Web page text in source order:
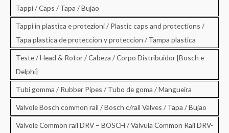
Tappi / Caps / Tapa / Bujao
Tappi in plastica e protezioni / Plastic caps and protections /
Tapa plastica de proteccion y proteccion / Tampa plastica
Teste / Head & Rotor / Cabeza / Corpo Distribuidor [Bosch e
Delphi]
Tubi gomma / Rubber Pipes / Tubo de goma / Mangueira
Valvole Bosch common rail / Bosch c/rail Valves / Tapa / Bujao
Valvole Common rail DRV – BOSCH / Valvula Common Rail DRV-